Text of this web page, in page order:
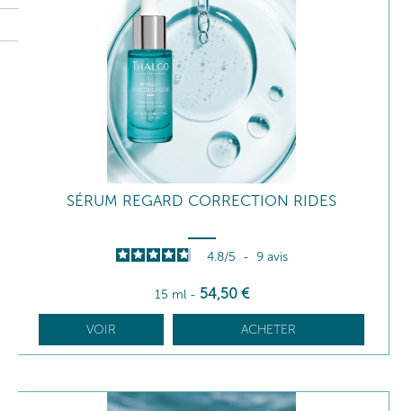
SÉRUM REGARD CORRECTION RIDES
4.8/5 - 9 avis
15 ml - 54,50 €
VOIR ACHETER